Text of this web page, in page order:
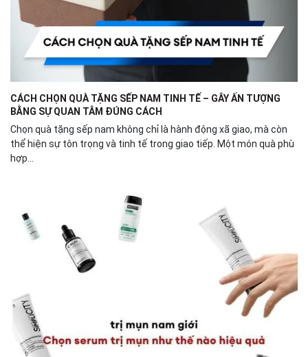
CÁCH CHỌN QUÀ TẶNG SẾP NAM TINH TẾ – GÂY ẤN TƯỢNG
BẰNG SỰ QUAN TÂM ĐÚNG CÁCH
Chọn quà tặng sếp nam không chỉ là hành động xã giao, mà còn
thể hiện sự tôn trọng và tinh tế trong giao tiếp. Một món quà phù
hợp...